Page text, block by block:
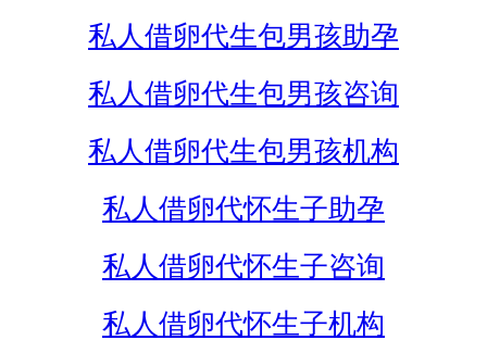
私人借卵代生包男孩助孕
私人借卵代生包男孩咨询
私人借卵代生包男孩机构
私人借卵代怀生子助孕
私人借卵代怀生子咨询
私人借卵代怀生子机构